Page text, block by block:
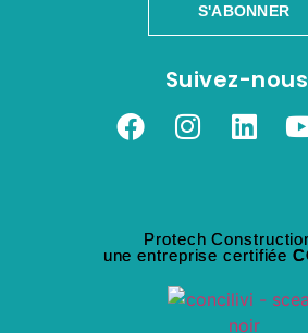
S'ABONNER
Suivez-
Protech
une entreprise certifiée